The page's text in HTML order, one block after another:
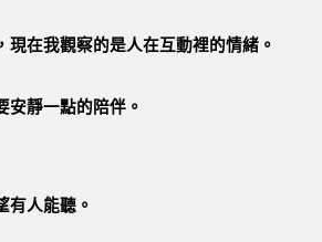
在我觀察的是人在互動裡的情緒。
安靜一點的陪伴。
有人能聽。